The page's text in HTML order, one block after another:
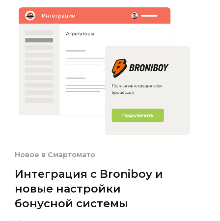
Новое в Смартомато
Интеграция с Broniboy и
новые настройки
бонусной системы